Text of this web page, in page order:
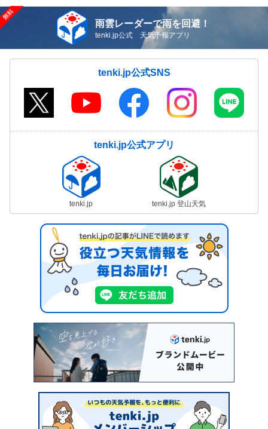
雨雲レーダーで雨を回避！
tenki.jp公式 天気予報アプリ
tenki.jp公式SNS
tenki.jp公式アプリ
tenki.jp tenki.jp 登山天気